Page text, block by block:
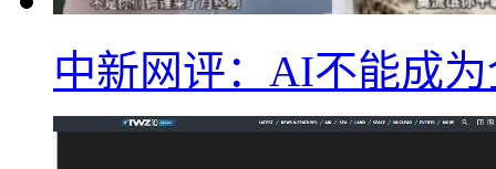
中新网评：AI不能成